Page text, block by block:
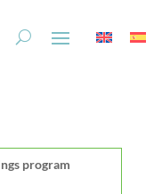
program